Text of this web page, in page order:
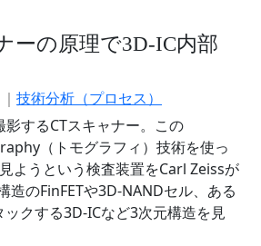
ーの原理で3D-IC内部
技術分析（プロセス）
するCTスキャナー。この
（トモグラフィ）技術を使っ
ようという検査装置をCarl Zeissが
造のFinFETや3D-NANDセル、ある
クする3D-ICなど3次元構造を見